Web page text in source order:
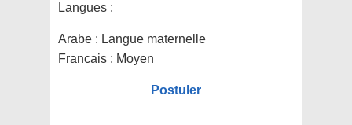
Langues :
Arabe : Langue maternelle
Francais : Moyen
Postuler